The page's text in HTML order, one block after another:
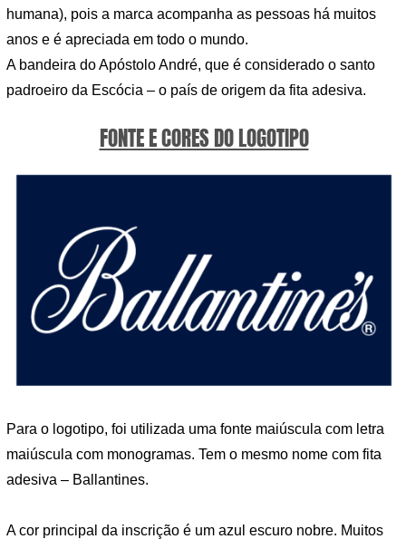
humana), pois a marca acompanha as pessoas há muitos
anos e é apreciada em todo o mundo.
A bandeira do Apóstolo André, que é considerado o santo
padroeiro da Escócia – o país de origem da fita adesiva.
FONTE E CORES DO LOGOTIPO
Para o logotipo, foi utilizada uma fonte maiúscula com letra
maiúscula com monogramas. Tem o mesmo nome com fita
adesiva – Ballantines.
A cor principal da inscrição é um azul escuro nobre. Muitos